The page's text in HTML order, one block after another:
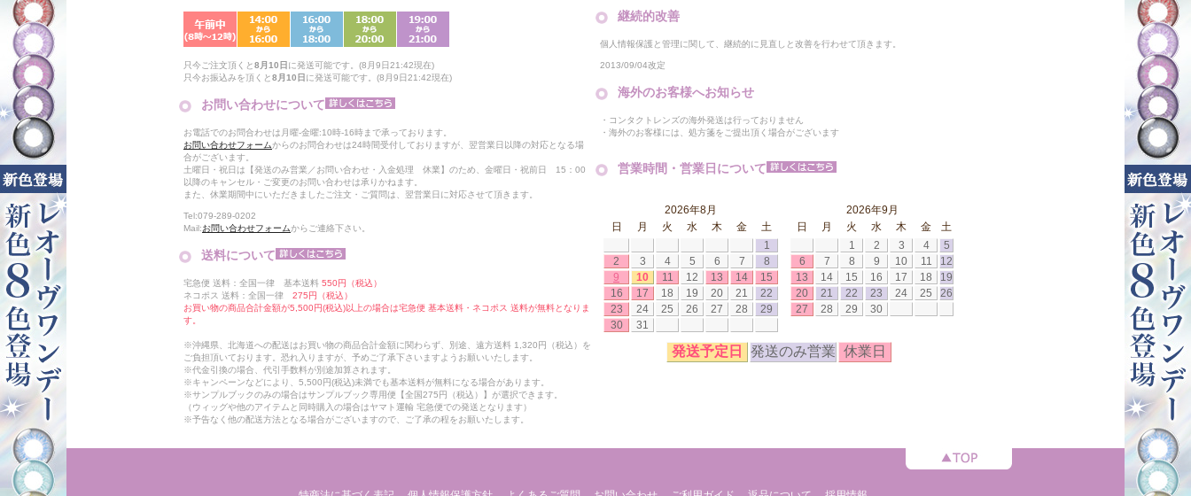
只今ご注文頂くと8月10日 に発送可能です。(8月9日21:42現在)
只今お振込みを頂くと8月10日 に発送可能です。(8月9日21:42現在)
お問い合わせについて
お電話でのお問合わせは月曜-金曜:10時-16時まで承っております。
お問い合わせフォームからのお問合わせは24時間受付しておりますが、翌営業日以降の対応となる場
合がございます。
土曜日・祝日は【発送のみ営業／お問い合わせ・入金処理 休業】のため、金曜日・祝前日 15：00
以降のキャンセル・ご変更のお問い合わせは承りかねます。
また、休業期間中にいただきましたご注文・ご質問は、翌営業日に対応させて頂きます。
Tel:079-289-0202
Mail:お問い合わせフォームからご連絡下さい。
送料について
宅急便 送料：全国一律 基本送料 550円（税込）
ネコポス 送料：全国一律 275円（税込）
お買い物の商品合計金額が5,500円(税込)以上の場合は宅急便 基本送料・ネコポス 送料が無料となりま
す。
※沖縄県、北海道への配送はお買い物の商品合計金額に関わらず、別途、遠方送料 1,320円（税込）を
ご負担頂いております。恐れ入りますが、予めご了承下さいますようお願いいたします。
※代金引換の場合、代引手数料が別途加算されます。
※キャンペーンなどにより、5,500円(税込)未満でも基本送料が無料になる場合があります。
※サンプルブックのみの場合はサンプルブック専用便【全国275円（税込）】が選択できます。
（ウィッグや他のアイテムと同時購入の場合はヤマト運輸 宅急便での発送となります）
※予告なく他の配送方法となる場合がございますので、ご了承の程をお願いたします。
継続的改善
個人情報保護と管理に関して、継続的に見直しと改善を行わせて頂きます。
2013/09/04改定
海外のお客様へお知らせ
・コンタクトレンズの海外発送は行っておりません
・海外のお客様には、処方箋をご提出頂く場合がございます
営業時間・営業日について
2026年8月
日
月 火 水 木 金
土
1
2
3 4 5 6 7
8
9
10 11 12 13 14
15
16
17 18 19 20 21
22
23
24 25 26 27 28
29
30
31
2026年9月
日
月 火 水 木 金
土
1
2 3 4
5
6
7 8 9 10 11
12
13
14 15 16 17 18
19
20
21 22 23 24 25
26
27
28 29 30
発送予定日 発送のみ営業 休業日